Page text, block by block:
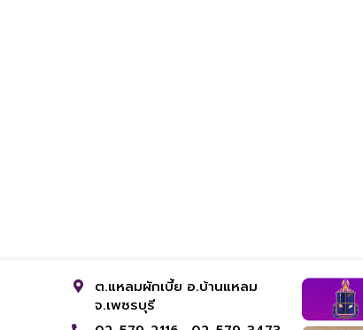
ต.แหลมผักเบี้ย อ.บ้านแหลม
จ.เพชรบุรี